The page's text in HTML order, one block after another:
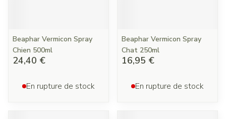
Beaphar Vermicon Spray
Chien 500ml
24,40 €
En rupture de stock
Beaphar Vermicon Spray
Chat 250ml
16,95 €
En rupture de stock